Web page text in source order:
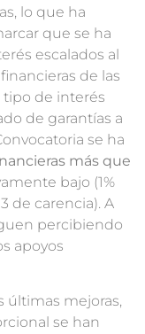
lo que ha
que se ha
escalados al
de las
tipo de interés
de garantías a
se ha
más que
bajo (1%
de carencia). A
percibiendo
apoyos
últimas mejoras,
se han